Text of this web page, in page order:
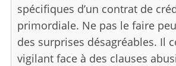
spécifiques d’un contrat de
primordiale. Ne pas le faire
des surprises désagréables. Il
vigilant face à des clauses